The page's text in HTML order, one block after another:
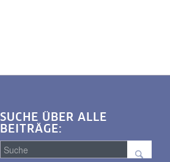
SUCHE ÜBER ALLE
BEITRÄGE: